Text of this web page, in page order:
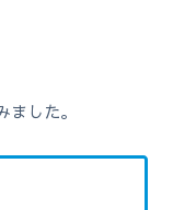
した。